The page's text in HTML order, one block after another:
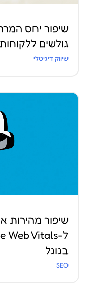
גולשים
שיווק דיגיטלי
שיפור
בגוגל
SEO